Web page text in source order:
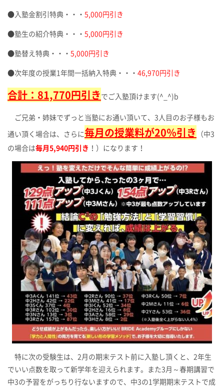
●入塾金割引特典・・・ 5,000円引き
●塾生の紹介特典・・・ 5,000円引き
●塾替え特典・・・ 5,000円引き
●次年度の授業1年間一括納入特典・・・ 46,970円引き
合計：81,770円引きでご入塾頂けます(^_^)b
ご兄弟・姉妹でずっと当塾にお通い頂いて、3人目のお子様もお
通い頂く場合は、さらに毎月の授業料が20％引き （中3
の場合は毎月5,940円引き ！）になります！
特に次の受験生は、2月の期末テスト前に入塾し頂くと、2年生
でいい点数を取って新学年を迎えられます。また3月～春期講習で
中3の予習をがっちり行ないますので、中3の1学期期末テストで成